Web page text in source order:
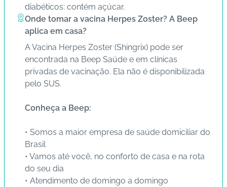
diabéticos: contém açúcar.
Onde tomar a vacina Herpes Zoster? A Beep
aplica em casa?
A Vacina Herpes Zoster (Shingrix) pode ser
encontrada na Beep Saúde e em clínicas
privadas de vacinação. Ela não é disponibilizada
pelo SUS.
Conheça a Beep:
• Somos a maior empresa de saúde domiciliar do
Brasil
• Vamos até você, no conforto de casa e na rota
do seu dia
• Atendimento de domingo a domingo